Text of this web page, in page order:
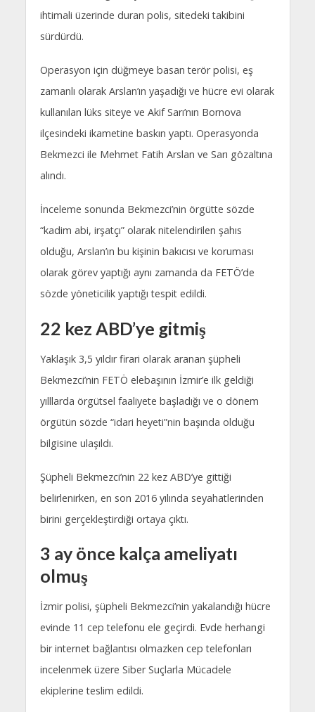
ihtimali üzerinde duran polis, sitedeki takibini
sürdürdü.
Operasyon için düğmeye basan terör polisi, eş
zamanlı olarak Arslan’ın yaşadığı ve hücre evi olarak
kullanılan lüks siteye ve Akif Sarı’nın Bornova
ilçesindeki ikametine baskın yaptı. Operasyonda
Bekmezci ile Mehmet Fatih Arslan ve Sarı gözaltına
alındı.
İnceleme sonunda Bekmezci’nin örgütte sözde
“kadim abi, irşatçı” olarak nitelendirilen şahıs
olduğu, Arslan’ın bu kişinin bakıcısı ve koruması
olarak görev yaptığı aynı zamanda da FETÖ’de
sözde yöneticilik yaptığı tespit edildi.
22 kez ABD’ye gitmiş
Yaklaşık 3,5 yıldır firari olarak aranan şüpheli
Bekmezci’nin FETÖ elebaşının İzmir’e ilk geldiği
yılllarda örgütsel faaliyete başladığı ve o dönem
örgütün sözde “idari heyeti”nin başında olduğu
bilgisine ulaşıldı.
Şüpheli Bekmezci’nin 22 kez ABD’ye gittiği
belirlenirken, en son 2016 yılında seyahatlerinden
birini gerçekleştirdiği ortaya çıktı.
3 ay önce kalça ameliyatı
olmuş
İzmir polisi, şüpheli Bekmezci’nin yakalandığı hücre
evinde 11 cep telefonu ele geçirdi. Evde herhangi
bir internet bağlantısı olmazken cep telefonları
incelenmek üzere Siber Suçlarla Mücadele
ekiplerine teslim edildi.